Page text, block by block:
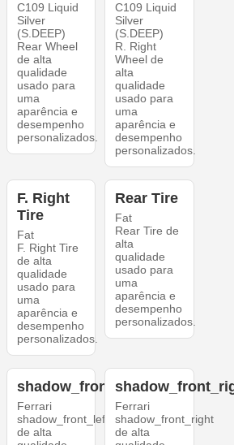
C109 Liquid
Silver
(S.DEEP)
Rear Wheel
de alta
qualidade
usado para
uma
aparência e
desempenho
personalizados.
C109 Liquid
Silver
(S.DEEP)
R. Right
Wheel de
alta
qualidade
usado para
uma
aparência e
desempenho
personalizados.
F. Right
Tire
Fat
F. Right Tire
de alta
qualidade
usado para
uma
aparência e
desempenho
personalizados.
Rear Tire
Fat
Rear Tire de
alta
qualidade
usado para
uma
aparência e
desempenho
personalizados.
shadow_front_left
Ferrari
shadow_front_left
de alta
Ferrari
shadow_front_right
de alta